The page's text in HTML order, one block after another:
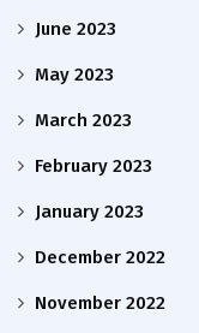
June 2023
May 2023
March 2023
February 2023
January 2023
December 2022
November 2022